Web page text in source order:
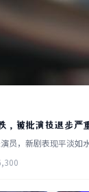
，被批演技退步严
员，新剧表现平淡如